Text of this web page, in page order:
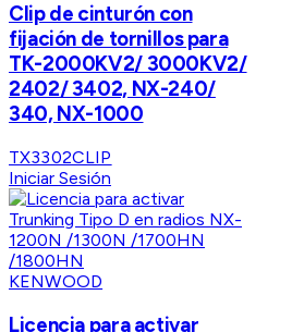
Clip de cinturón con
fijación de tornillos para
TK-2000KV2/ 3000KV2/
2402/ 3402, NX-240/
340, NX-1000
TX3302CLIP
Iniciar Sesión
KENWOOD
Licencia para activar